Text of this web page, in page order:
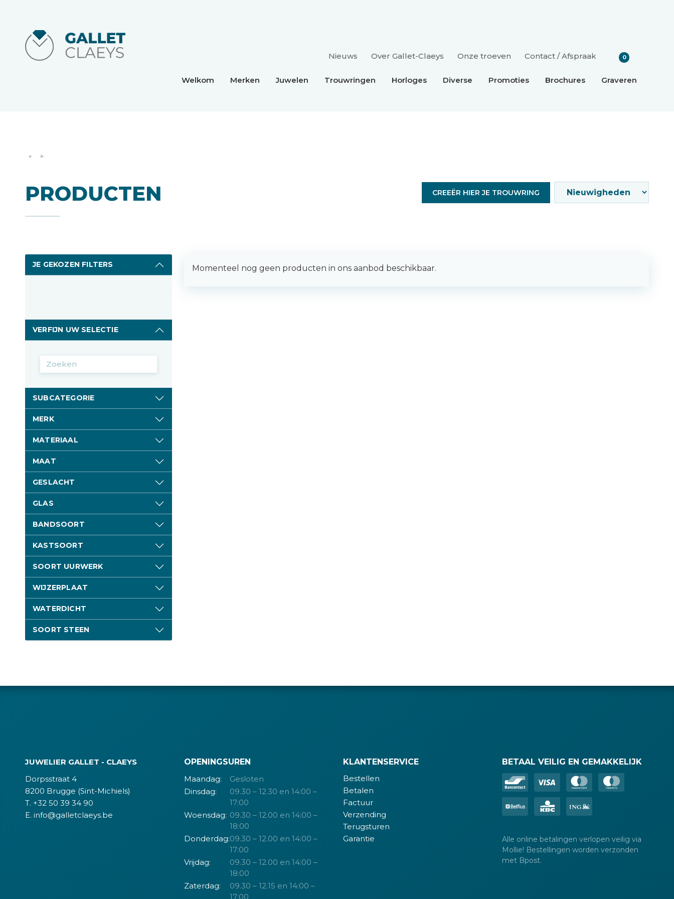
Nieuws Over Gallet-Claeys Onze troeven Contact / Afspraak 0
Welkom Merken Juwelen Trouwringen Horloges Diverse Promoties Brochures Graveren
PRODUCTEN CREEËR HIER JE TROUWRING
JE GEKOZEN FILTERS
VERFIJN UW SELECTIE
SUBCATEGORIE
MERK
MATERIAAL
MAAT
GESLACHT
GLAS
BANDSOORT
KASTSOORT
SOORT UURWERK
WIJZERPLAAT
WATERDICHT
SOORT STEEN
Momenteel nog geen producten in ons aanbod beschikbaar.
JUWELIER GALLET - CLAEYS
Dorpsstraat 4
8200 Brugge (Sint-Michiels)
T. +32 50 39 34 90
E. info@galletclaeys.be
OPENINGSUREN
Maandag:
Gesloten
Dinsdag:
09.30 – 12.30 en 14:00 –
17:00
Woensdag: 09.30 – 12.00 en 14:00 –
18:00
Donderdag:09.30 – 12.00 en 14:00 –
17:00
Vrijdag:
09.30 – 12.00 en 14:00 –
18:00
Zaterdag:
09.30 – 12.15 en 14:00 –
17:00
KLANTENSERVICE
Bestellen
Betalen
Factuur
Verzending
Terugsturen
Garantie
BETAAL VEILIG EN GEMAKKELIJK
Alle online betalingen verlopen veilig via
Mollie! Bestellingen worden verzonden
met Bpost.